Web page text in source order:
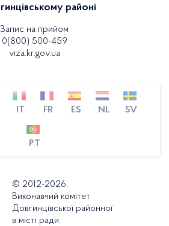
районі
Запис на прийом
0(800) 500-459
viza.kr.gov.ua
IT FR ES NL SV
PT
© 2012-2026.
Виконавчий комітет
Довгинцівської районної
в місті ради.